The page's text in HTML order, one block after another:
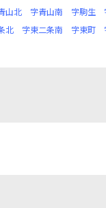
山北 字青山南 字駒生
北 字東二条南 字東町